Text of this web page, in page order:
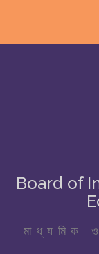
Board of
মাধ্যমিক